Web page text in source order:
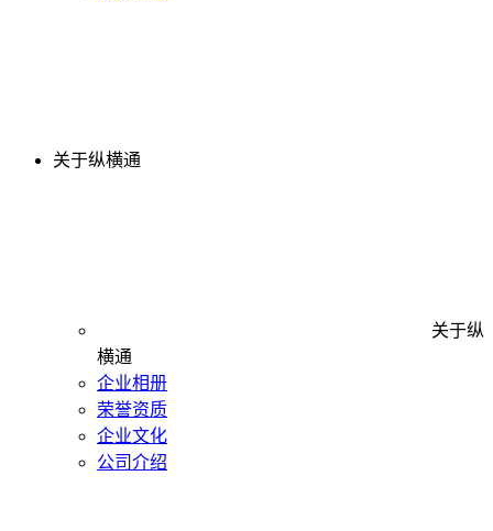
关于纵横通
关于纵
横通
企业相册
荣誉资质
企业文化
公司介绍